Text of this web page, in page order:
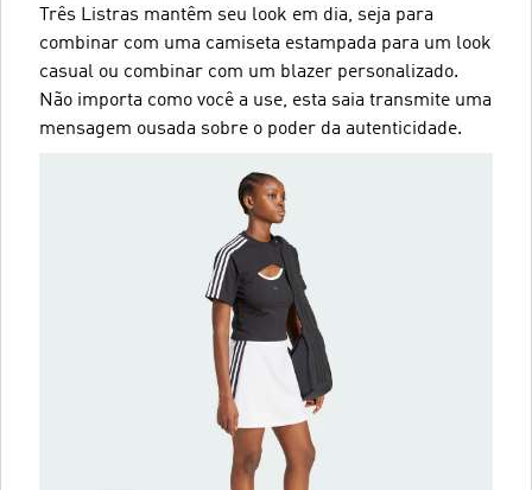
Três Listras mantêm seu look em dia, seja para
combinar com uma camiseta estampada para um look
casual ou combinar com um blazer personalizado.
Não importa como você a use, esta saia transmite uma
mensagem ousada sobre o poder da autenticidade.